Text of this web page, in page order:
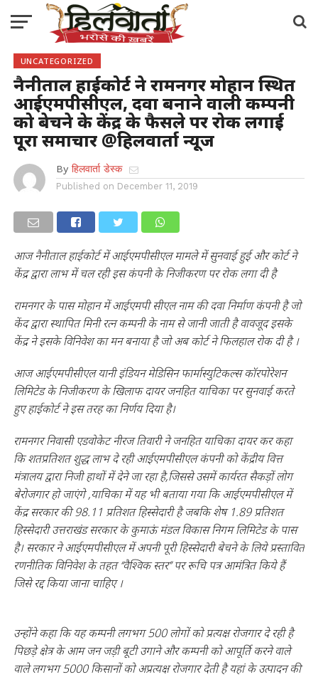
UNCATEGORIZED
नैनीताल हाईकोर्ट ने रामनगर मोहान स्थित
आईएमपीसीएल, दवा बनाने वाली कम्पनी
को बेचने के केंद्र के फैसले पर रोक लगाई
पूरा समाचार @हिलवार्ता न्यूज
By हिलवार्ता डेस्क
Published on December 11, 2019
आज नैनीताल हाईकोर्ट में आईएमपीसीएल मामले में सुनवाई हुई और कोर्ट ने
केंद्र द्वारा लाभ में चल रही इस कंपनी के निजीकरण पर रोक लगा दी है
रामनगर के पास मोहान में आईएमपी सीएल नाम की दवा निर्माण कंपनी है जो
केंद द्वारा स्थापित मिनी रत्न कम्पनी के नाम से जानी जाती है वावजूद इसके
केंद्र ने इसके विनिवेश का मन बनाया है जो अब कोर्ट ने फिलहाल रोक दी है ।
आज आईएमपीसीएल यानी इंडियन मेडिसिन फार्मास्युटिकल्स कॉरपोरेशन
लिमिटेड के निजीकरण के खिलाफ दायर जनहित याचिका पर सुनवाई करते
हुए हाईकोर्ट ने इस तरह का निर्णय दिया है।
रामनगर निवासी एडवोकेट नीरज तिवारी ने जनहित याचिका दायर कर कहा
कि शतप्रतिशत शुद्ध लाभ दे रही आईएमपीसीएल कंपनी को केंद्रीय वित्त
मंत्रालय द्वारा निजी हाथों में देने जा रहा है,जिससे उसमें कार्यरत सैकड़ों लोग
बेरोजगार हो जाएंगे ,याचिका में यह भी बताया गया कि आईएमपीसीएल में
केंद्र सरकार की 98.11 प्रतिशत हिस्सेदारी है जबकि शेष 1.89 प्रतिशत
हिस्सेदारी उत्तराखंड सरकार के कुमाऊं मंडल विकास निगम लिमिटेड के पास
है। सरकार ने आईएमपीसीएल में अपनी पूरी हिस्सेदारी बेचने के लिये प्रस्तावित
रणनीतिक विनिवेश के तहत ‘‘वैश्विक स्तर’’ पर रूचि पत्र आमंत्रित किये हैं
जिसे रद्द किया जाना चाहिए ।
उन्होंने कहा कि यह कम्पनी लगभग 500 लोगों को प्रत्यक्ष रोजगार दे रही है
पिछड़े क्षेत्र के आम जन जड़ी बूटी उगाने और कम्पनी को आपूर्ति करने वाले
वाले लगभग 5000 किसानों को अप्रत्यक्ष रोजगार देती है यहां के उत्पादन की